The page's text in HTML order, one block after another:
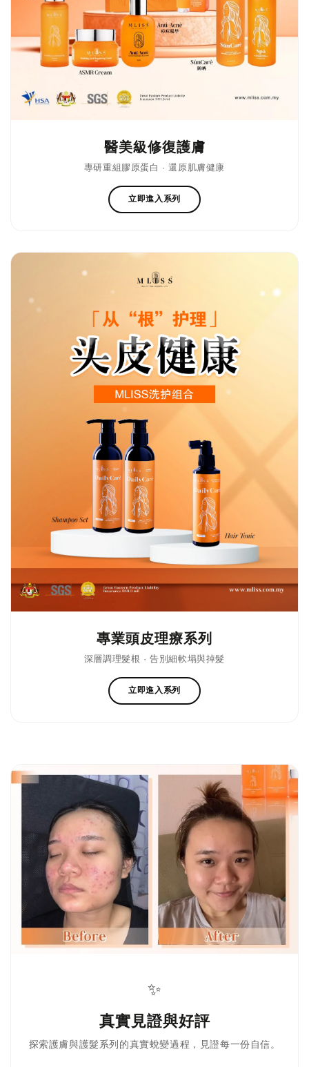
醫美級修復護膚
專研重組膠原蛋白 · 還原肌膚健康
立即進入系列
專業頭皮理療系列
深層調理髮根 · 告別細軟塌與掉髮
立即進入系列
✨
真實見證與好評
探索護膚與護髮系列的真實蛻變過程，見證每一份自信。